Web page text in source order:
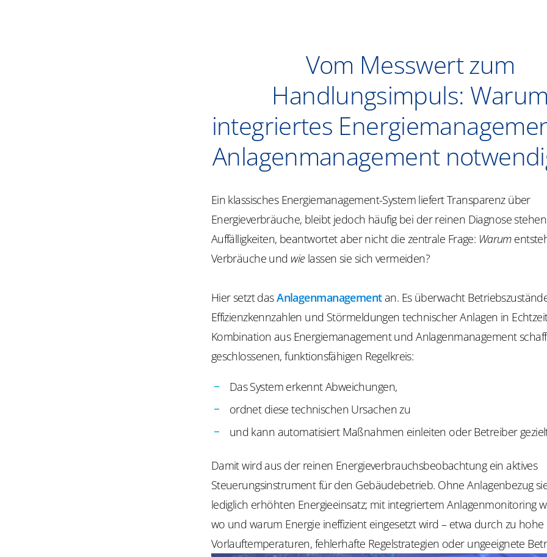
Vom Messwert zum
Handlungsimpuls: Warum
integriertes
Anlagenmanagement
Ein klassisches Energiemanagement-System liefert Transparenz über
Energieverbräuche, bleibt jedoch häufig bei der reinen Diagnose
Auffälligkeiten, beantwortet aber nicht die zentrale Frage: Warum
Verbräuche und wielassen sie sich vermeiden?
Hier setzt dasAnlagenmanagementan. Es überwacht
Effizienzkennzahlen und Störmeldungen technischer Anlagen in
Kombination aus Energiemanagement und Anlagenmanagement
geschlossenen, funktionsfähigen Regelkreis:
Das System erkennt Abweichungen,
ordnet diese technischen Ursachen zu
und kann automatisiert Maßnahmen einleiten oder Betreiber
Damit wird aus der reinen Energieverbrauchsbeobachtung ein aktives
Steuerungsinstrument für den Gebäudebetrieb. Ohne Anlagenbezug
lediglich erhöhten Energieeinsatz; mit integriertem Anlagenmonitoring
wo und warum Energie ineffizient eingesetzt wird – etwa durch zu hohe
Vorlauftemperaturen, fehlerhafte Regelstrategien oder ungeeignete